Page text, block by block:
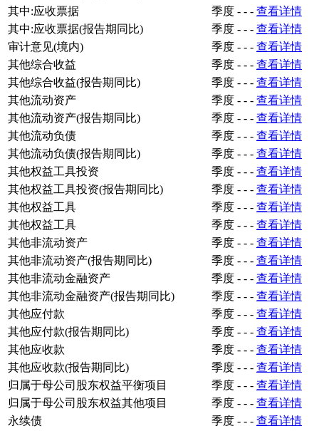
其中:应收票据
季度 - - - 查看详情
其中:应收票据(报告期同比)
季度 - - - 查看详情
审计意见(境内)
季度 - - - 查看详情
其他综合收益
季度 - - - 查看详情
其他综合收益(报告期同比)
季度 - - - 查看详情
其他流动资产
季度 - - - 查看详情
其他流动资产(报告期同比)
季度 - - - 查看详情
其他流动负债
季度 - - - 查看详情
其他流动负债(报告期同比)
季度 - - - 查看详情
其他权益工具投资
季度 - - - 查看详情
其他权益工具投资(报告期同比)
季度 - - - 查看详情
其他权益工具
季度 - - - 查看详情
其他权益工具
季度 - - - 查看详情
其他非流动资产
季度 - - - 查看详情
其他非流动资产(报告期同比)
季度 - - - 查看详情
其他非流动金融资产
季度 - - - 查看详情
其他非流动金融资产(报告期同比)
季度 - - - 查看详情
其他应付款
季度 - - - 查看详情
其他应付款(报告期同比)
季度 - - - 查看详情
其他应收款
季度 - - - 查看详情
其他应收款(报告期同比)
季度 - - - 查看详情
归属于母公司股东权益平衡项目
季度 - - - 查看详情
归属于母公司股东权益其他项目
季度 - - - 查看详情
永续债
季度 - - - 查看详情